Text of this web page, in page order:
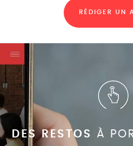
RÉDIGER UN
DES RESTOS À